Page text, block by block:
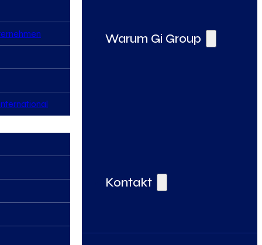
Warum Gi Group
Kontakt